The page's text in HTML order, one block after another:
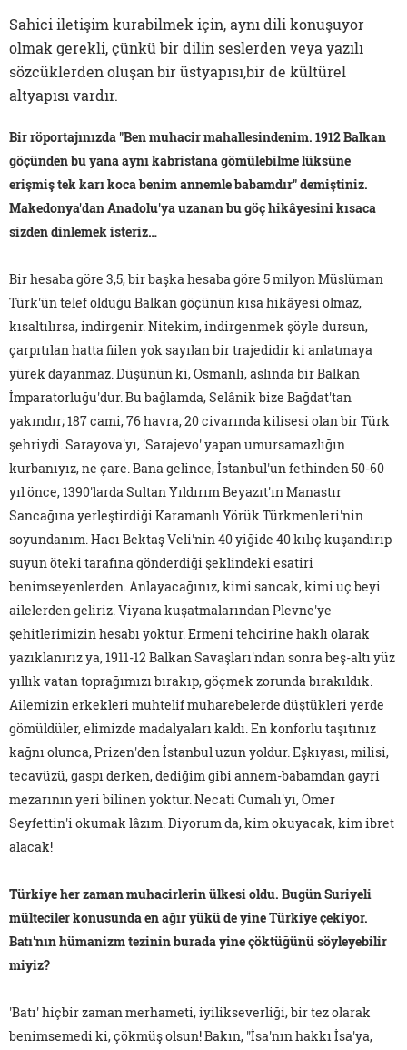
Sahici iletişim kurabilmek için, aynı dili konuşuyor
olmak gerekli, çünkü bir dilin seslerden veya yazılı
sözcüklerden oluşan bir üstyapısı,bir de kültürel
altyapısı vardır.
Bir röportajınızda "Ben muhacir mahallesindenim. 1912 Balkan
göçünden bu yana aynı kabristana gömülebilme lüksüne
erişmiş tek karı koca benim annemle babamdır" demiştiniz.
Makedonya'dan Anadolu'ya uzanan bu göç hikâyesini kısaca
sizden dinlemek isteriz…
Bir hesaba göre 3,5, bir başka hesaba göre 5 milyon Müslüman
Türk'ün telef olduğu Balkan göçünün kısa hikâyesi olmaz,
kısaltılırsa, indirgenir. Nitekim, indirgenmek şöyle dursun,
çarpıtılan hatta fiilen yok sayılan bir trajedidir ki anlatmaya
yürek dayanmaz. Düşünün ki, Osmanlı, aslında bir Balkan
İmparatorluğu'dur. Bu bağlamda, Selânik bize Bağdat'tan
yakındır; 187 cami, 76 havra, 20 civarında kilisesi olan bir Türk
şehriydi. Sarayova'yı, 'Sarajevo' yapan umursamazlığın
kurbanıyız, ne çare. Bana gelince, İstanbul'un fethinden 50-60
yıl önce, 1390'larda Sultan Yıldırım Beyazıt'ın Manastır
Sancağına yerleştirdiği Karamanlı Yörük Türkmenleri'nin
soyundanım. Hacı Bektaş Veli'nin 40 yiğide 40 kılıç kuşandırıp
suyun öteki tarafına gönderdiği şeklindeki esatiri
benimseyenlerden. Anlayacağınız, kimi sancak, kimi uç beyi
ailelerden geliriz. Viyana kuşatmalarından Plevne'ye
şehitlerimizin hesabı yoktur. Ermeni tehcirine haklı olarak
yazıklanırız ya, 1911-12 Balkan Savaşları'ndan sonra beş-altı yüz
yıllık vatan toprağımızı bırakıp, göçmek zorunda bırakıldık.
Ailemizin erkekleri muhtelif muharebelerde düştükleri yerde
gömüldüler, elimizde madalyaları kaldı. En konforlu taşıtınız
kağnı olunca, Prizen'den İstanbul uzun yoldur. Eşkıyası, milisi,
tecavüzü, gaspı derken, dediğim gibi annem-babamdan gayri
mezarının yeri bilinen yoktur. Necati Cumalı'yı, Ömer
Seyfettin'i okumak lâzım. Diyorum da, kim okuyacak, kim ibret
alacak!
Türkiye her zaman muhacirlerin ülkesi oldu. Bugün Suriyeli
mülteciler konusunda en ağır yükü de yine Türkiye çekiyor.
Batı'nın hümanizm tezinin burada yine çöktüğünü söyleyebilir
miyiz?
'Batı' hiçbir zaman merhameti, iyilikseverliği, bir tez olarak
benimsemedi ki, çökmüş olsun! Bakın, "İsa'nın hakkı İsa'ya,